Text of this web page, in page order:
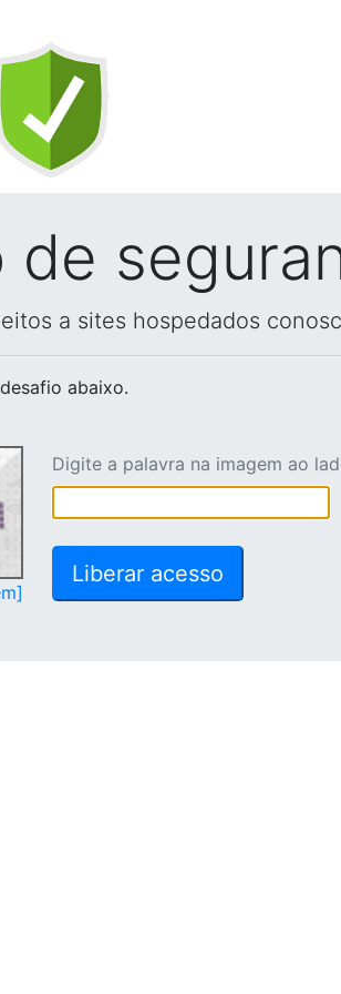
a sites hospedados
abaixo.
Digite a palavra na imagem ao